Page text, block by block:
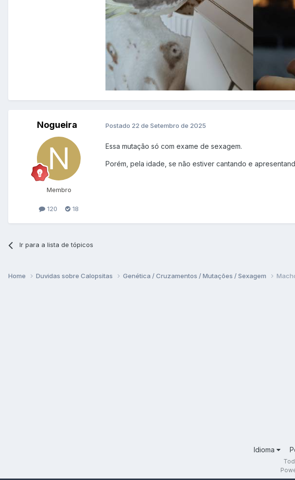
Nogueira
Membro
120 18
Postado 22 de Setembro de 2025
Essa mutação só com exame de sexagem.
Porém, pela idade, se não estiver cantando e
Ir para a lista de tópicos
Home Duvidas sobre Calopsitas Genética / Cruzamentos / Mutações / Sexagem
Idioma